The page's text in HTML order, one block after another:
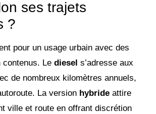
ses trajets
?
pour un usage urbain avec des
contenus. Le diesel s’adresse aux
de nombreux kilomètres annuels,
La version hybride attire
ville et route en offrant discrétion